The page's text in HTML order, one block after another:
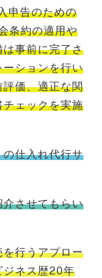
申告のための
条約の適用や
事前に完了さ
ションを行い
価、適正な関
ェックを実施
仕入れ代行サ
させてもらい
行うアプロー
ジネス歴20年